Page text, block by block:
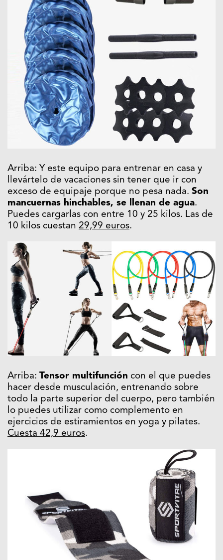
Arriba: Y este equipo para entrenar en casa y
llevártelo de vacaciones sin tener que ir con
exceso de equipaje porque no pesa nada. Son
mancuernas hinchables, se llenan de agua.
Puedes cargarlas con entre 10 y 25 kilos. Las de
10 kilos cuestan 29,99 euros.
Arriba: Tensor multifunción con el que puedes
hacer desde musculación, entrenando sobre
todo la parte superior del cuerpo, pero también
lo puedes utilizar como complemento en
ejercicios de estiramientos en yoga y pilates.
Cuesta 42,9 euros.